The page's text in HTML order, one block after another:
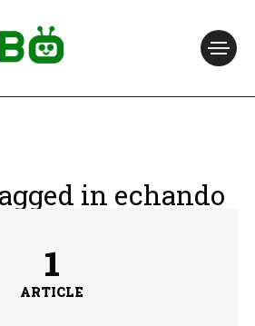
in echando
1
ARTICLE